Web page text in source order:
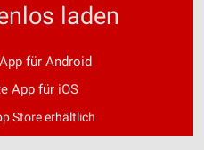
laden
für Android
App für iOS
Store erhältlich